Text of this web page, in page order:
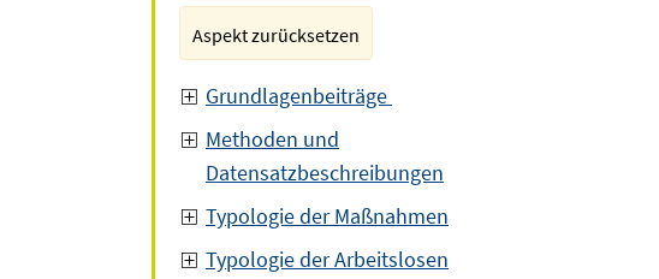
Aspekt zurücksetzen
Grundlagenbeiträge
Methoden und
Datensatzbeschreibungen
Typologie der Maßnahmen
Typologie der Arbeitslosen